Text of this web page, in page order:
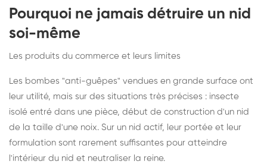
Pourquoi ne jamais détruire un nid
soi-même
Les produits du commerce et leurs limites
Les bombes "anti-guêpes" vendues en grande surface ont
leur utilité, mais sur des situations très précises : insecte
isolé entré dans une pièce, début de construction d'un nid
de la taille d'une noix. Sur un nid actif, leur portée et leur
formulation sont rarement suffisantes pour atteindre
l'intérieur du nid et neutraliser la reine.